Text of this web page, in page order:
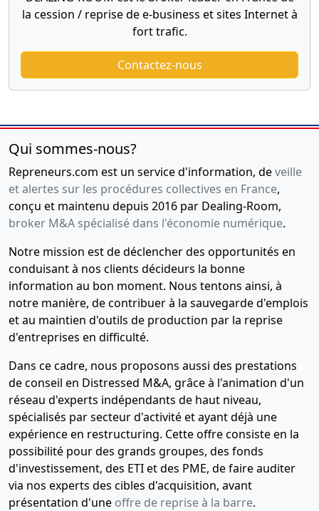
la cession / reprise de e-business et sites Internet à
fort trafic.
Contactez-nous
Qui sommes-nous?
Repreneurs.com est un service d'information, deveille
et alertes sur les procédures collectives en France,
conçu et maintenu depuis 2016 par Dealing-Room,
broker M&A spécialisé dans l'économie numérique.
Notre mission est de déclencher des opportunités en
conduisant à nos clients décideurs la bonne
information au bon moment. Nous tentons ainsi, à
notre manière, de contribuer à la sauvegarde d'emplois
et au maintien d'outils de production par la reprise
d'entreprises en difficulté.
Dans ce cadre, nous proposons aussi des prestations
de conseil en Distressed M&A, grâce à l'animation d'un
réseau d'experts indépendants de haut niveau,
spécialisés par secteur d'activité et ayant déjà une
expérience en restructuring. Cette offre consiste en la
possibilité pour des grands groupes, des fonds
d'investissement, des ETI et des PME, de faire auditer
via nos experts des cibles d'acquisition, avant
présentation d'une offre de reprise à la barre.